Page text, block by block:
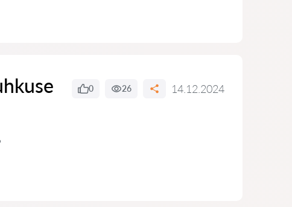
0 26 14.12.2024